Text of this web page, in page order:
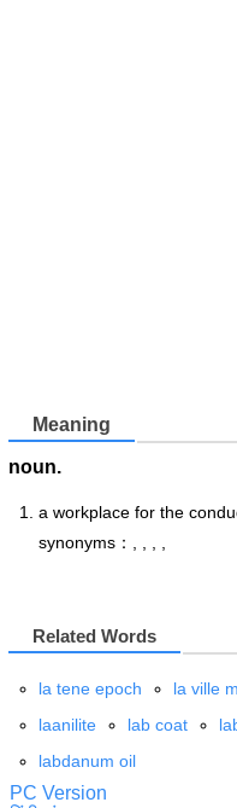
Meaning
noun.
a workplace for the
synonyms：, , , ,
Related Words
la tene epoch la ville
laanilite
lab coat
labdanum oil
PC Version